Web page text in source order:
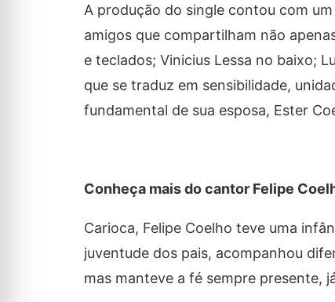
A produção do single contou com
amigos que compartilham não
e teclados; Vinicius Lessa no baixo;
que se traduz em sensibilidade,
fundamental de sua esposa, Ester
Conheça mais do cantor Felipe
Carioca, Felipe Coelho teve uma
juventude dos pais, acompanhou
mas manteve a fé sempre presente,